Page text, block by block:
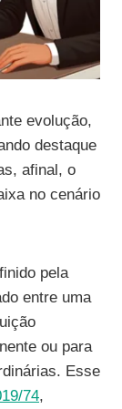
evolução,
destaque
afinal, o
no cenário
pela
entre uma
ou para
Esse
74,